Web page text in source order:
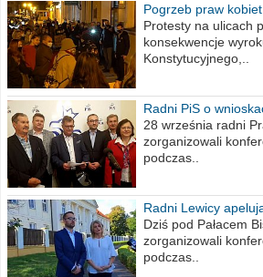
Pogrzeb praw
poselskim PiS
Protesty na ulicach
konsekwencje
Konstytucyjnego,..
Radni PiS o
na 2021 rok
28 września radni
zorganizowali
podczas..
Radni Lewicy
Wiesława Meringa
Dziś pod Pałacem
zorganizowali
podczas..